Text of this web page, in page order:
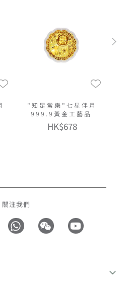
"知足常樂"七星伴月
999.9黃金工藝品
HK$678
關注我們